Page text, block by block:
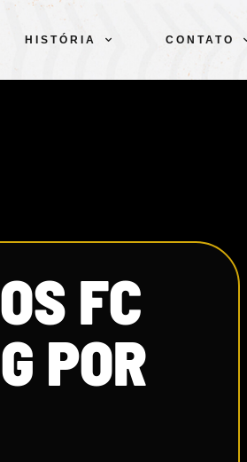
HISTÓRIA CONTATO
CLUBE
FC
POR